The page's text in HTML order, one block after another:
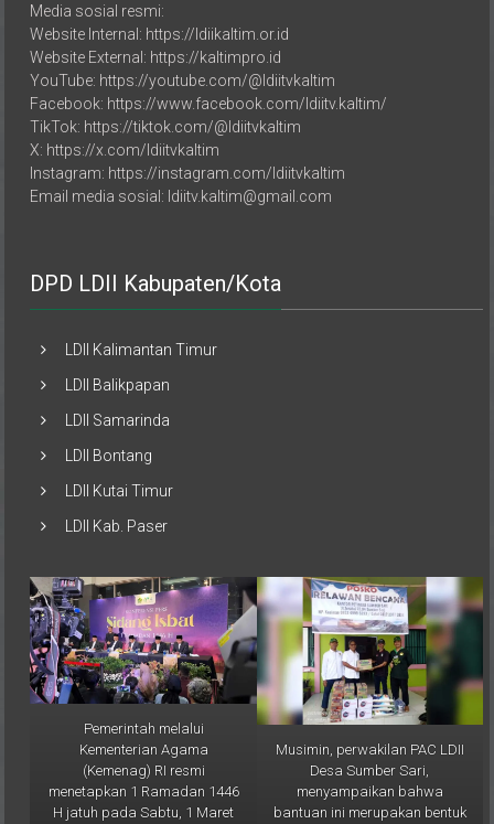
Media sosial resmi:
Website Internal: https://ldiikaltim.or.id
Website External: https://kaltimpro.id
YouTube: https://youtube.com/@ldiitvkaltim
Facebook: https://www.facebook.com/ldiitv.kaltim/
TikTok: https://tiktok.com/@ldiitvkaltim
X: https://x.com/ldiitvkaltim
Instagram: https://instagram.com/ldiitvkaltim
Email media sosial: ldiitv.kaltim@gmail.com
DPD LDII Kabupaten/Kota
LDII Kalimantan Timur
LDII Balikpapan
LDII Samarinda
LDII Bontang
LDII Kutai Timur
LDII Kab. Paser
Pemerintah melalui
Kementerian Agama
(Kemenag) RI resmi
menetapkan 1 Ramadan 1446
H jatuh pada Sabtu, 1 Maret
Musimin, perwakilan PAC LDII
Desa Sumber Sari,
menyampaikan bahwa
bantuan ini merupakan bentuk